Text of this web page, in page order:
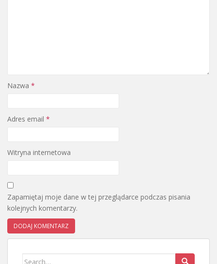
Nazwa *
Adres email *
Witryna internetowa
Zapamiętaj moje dane w tej przeglądarce podczas pisania
kolejnych komentarzy.
Search